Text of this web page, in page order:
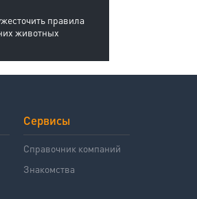
правила
животных
Сервисы
Справочник компаний
Знакомства